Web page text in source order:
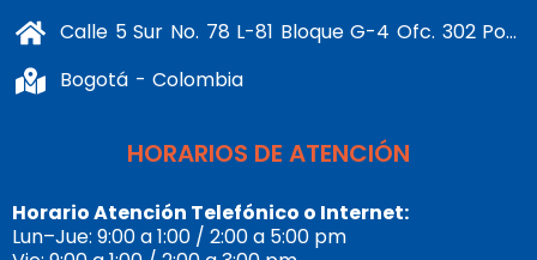
Calle 5 Sur No. 78 L-81 Bloque G-4 Ofc. 302 Portería 1 Banderas - Kennedy
Bogotá - Colombia
HORARIOS DE ATENCIÓN
Horario Atención Telefónico o Internet:
Lun–Jue: 9:00 a 1:00 / 2:00 a 5:00 pm